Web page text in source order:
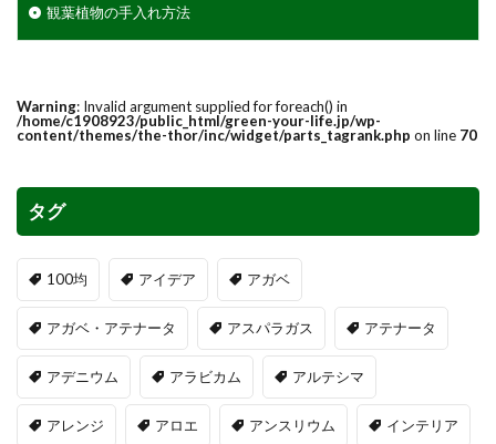
観葉植物の手入れ方法
Warning: Invalid argument supplied for foreach() in
/home/c1908923/public_html/green-your-life.jp/wp-
content/themes/the-thor/inc/widget/parts_tagrank.php on line 70
タグ
100均 アイデア アガベ
アガベ・アテナータ アスパラガス アテナータ
アデニウム アラビカム アルテシマ
アレンジ アロエ アンスリウム インテリア